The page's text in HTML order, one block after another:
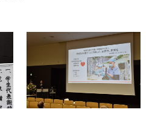
卒業生の方在学生・教員の方